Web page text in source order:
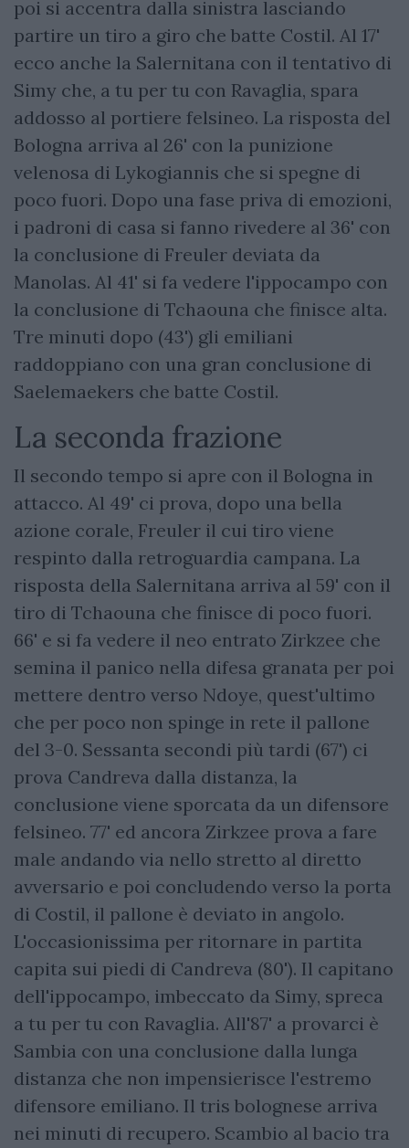
poi si accentra dalla sinistra lasciando
partire un tiro a giro che batte Costil. Al 17'
ecco anche la Salernitana con il tentativo di
Simy che, a tu per tu con Ravaglia, spara
addosso al portiere felsineo. La risposta del
Bologna arriva al 26' con la punizione
velenosa di Lykogiannis che si spegne di
poco fuori. Dopo una fase priva di emozioni,
i padroni di casa si fanno rivedere al 36' con
la conclusione di Freuler deviata da
Manolas. Al 41' si fa vedere l'ippocampo con
la conclusione di Tchaouna che finisce alta.
Tre minuti dopo (43') gli emiliani
raddoppiano con una gran conclusione di
Saelemaekers che batte Costil.
La seconda frazione
Il secondo tempo si apre con il Bologna in
attacco. Al 49' ci prova, dopo una bella
azione corale, Freuler il cui tiro viene
respinto dalla retroguardia campana. La
risposta della Salernitana arriva al 59' con il
tiro di Tchaouna che finisce di poco fuori.
66' e si fa vedere il neo entrato Zirkzee che
semina il panico nella difesa granata per poi
mettere dentro verso Ndoye, quest'ultimo
che per poco non spinge in rete il pallone
del 3-0. Sessanta secondi più tardi (67') ci
prova Candreva dalla distanza, la
conclusione viene sporcata da un difensore
felsineo. 77' ed ancora Zirkzee prova a fare
male andando via nello stretto al diretto
avversario e poi concludendo verso la porta
di Costil, il pallone è deviato in angolo.
L'occasionissima per ritornare in partita
capita sui piedi di Candreva (80'). Il capitano
dell'ippocampo, imbeccato da Simy, spreca
a tu per tu con Ravaglia. All'87' a provarci è
Sambia con una conclusione dalla lunga
distanza che non impensierisce l'estremo
difensore emiliano. Il tris bolognese arriva
nei minuti di recupero. Scambio al bacio tra